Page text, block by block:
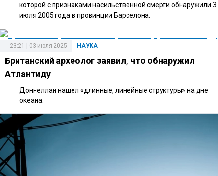
которой с признаками насильственной смерти обнаружили 3
июля 2005 года в провинции Барселона.
НАУКА
23:21 | 03 июля 2025
Британский археолог заявил, что обнаружил
Атлантиду
Доннеллан нашел «длинные, линейные структуры» на дне
океана.